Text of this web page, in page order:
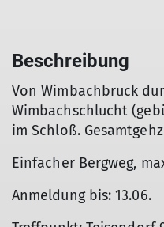
Beschreibung
Von Wimbachbruck
Wimbachschlucht
im Schloß.
Einfacher Bergweg,
Anmeldung bis: 13.06.